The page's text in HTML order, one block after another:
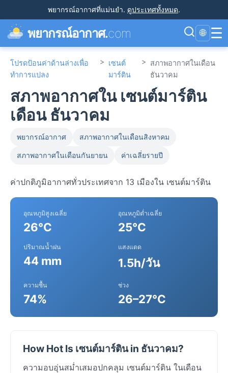
พยากรณ์อากาศที่แม่นยำ. ดูประเทศทั้งหมด.
พยากรณ์อากาศ.com 🌐 ☰
โปรดป้อนค่าด้านล่างเพื่อ
ทำการแปลง
> เซนต์
มาร์ติน
> สภาพอากาศในเดือน
ธันวาคม
สภาพอากาศใน เซนต์มาร์ติน
เดือน ธันวาคม
พยากรณ์อากาศ สภาพอากาศในเดือนสิงหาคม
สภาพอากาศในเดือนกันยายน ค่าเฉลี่ยรายปี
ค่าปกติภูมิอากาศทั่วประเทศจาก 13 เมืองใน เซนต์มาร์ติน
อุณหภูมิสูงเฉลี่ย
26°C
อุณหภูมิต่ำเฉลี่ย
25°C
ปริมาณน้ำฝน
44 mm
แสงแดด
1.5h/วัน
ความชื้น
74%
ช่วง
26–27°C
How Hot Is เซนต์มาร์ติน in ธันวาคม?
ความอบอุ่นสม่ำเสมอปกคลุม เซนต์มาร์ติน ในเดือน